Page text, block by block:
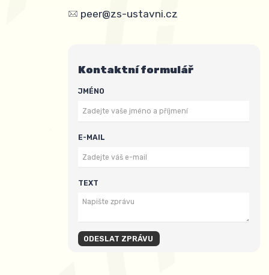
peer@zs-ustavni.cz
Kontaktní formulář
JMÉNO
E-MAIL
TEXT